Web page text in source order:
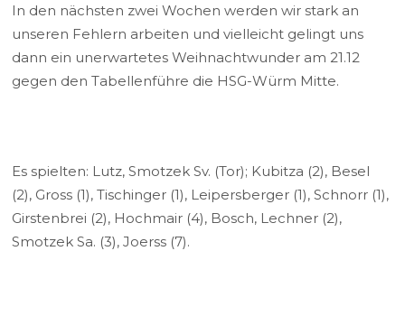
In den nächsten zwei Wochen werden wir stark an
unseren Fehlern arbeiten und vielleicht gelingt uns
dann ein unerwartetes Weihnachtwunder am 21.12
gegen den Tabellenführe die HSG-Würm Mitte.
Es spielten: Lutz, Smotzek Sv. (Tor); Kubitza (2), Besel
(2), Gross (1), Tischinger (1), Leipersberger (1), Schnorr (1),
Girstenbrei (2), Hochmair (4), Bosch, Lechner (2),
Smotzek Sa. (3), Joerss (7).